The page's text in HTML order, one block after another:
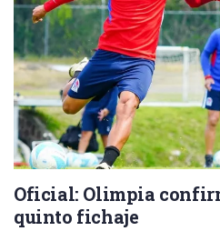
Oficial: Olimpia
quinto fichaje